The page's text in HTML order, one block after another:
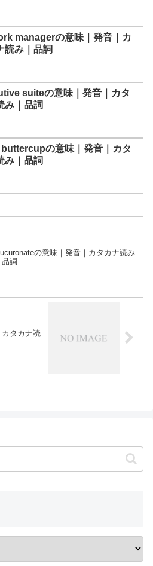
managerの意味｜発音｜カ
読み｜品詞
suiteの意味｜発音｜カタ
み｜品詞
の意味｜発音｜カタ
み｜品詞
の意味｜発音｜カタカナ読み
品詞
タカナ読